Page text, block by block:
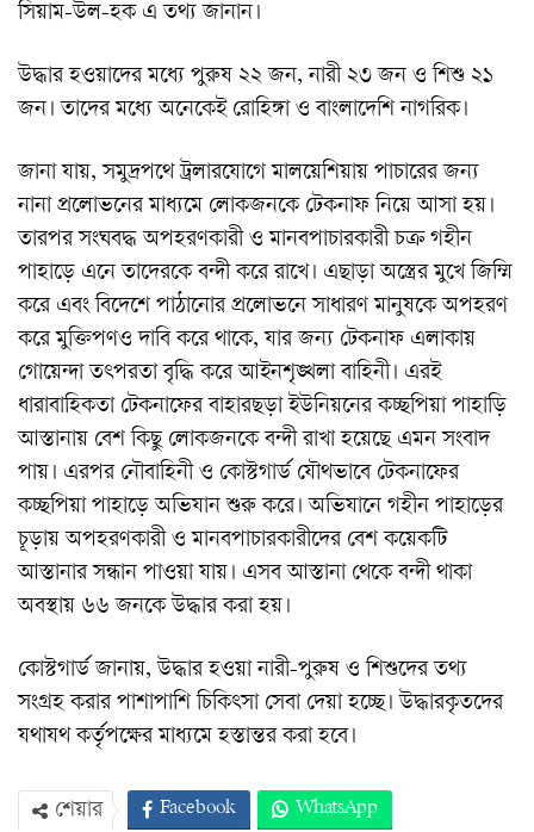
সিয়াম-উল-হক এ তথ্য জানান।
উদ্ধার হওয়াদের মধ্যে পুরুষ ২২ জন, নারী ২৩ জন ও শিশু ২১
জন। তাদের মধ্যে অনেকেই রোহিঙ্গা ও বাংলাদেশি নাগরিক।
জানা যায়, সমুদ্রপথে ট্রলারযোগে মালয়েশিয়ায় পাচারের জন্য
নানা প্রলোভনের মাধ্যমে লোকজনকে টেকনাফ নিয়ে আসা হয়।
তারপর সংঘবদ্ধ অপহরণকারী ও মানবপাচারকারী চক্র গহীন
পাহাড়ে এনে তাদেরকে বন্দী করে রাখে। এছাড়া অস্ত্রের মুখে জিম্মি
করে এবং বিদেশে পাঠানোর প্রলোভনে সাধারণ মানুষকে অপহরণ
করে মুক্তিপণও দাবি করে থাকে, যার জন্য টেকনাফ এলাকায়
গোয়েন্দা তৎপরতা বৃদ্ধি করে আইনশৃঙ্খলা বাহিনী। এরই
ধারাবাহিকতা টেকনাফের বাহারছড়া ইউনিয়নের কচ্ছপিয়া পাহাড়ি
আস্তানায় বেশ কিছু লোকজনকে বন্দী রাখা হয়েছে এমন সংবাদ
পায়। এরপর নৌবাহিনী ও কোস্টগার্ড যৌথভাবে টেকনাফের
কচ্ছপিয়া পাহাড়ে অভিযান শুরু করে। অভিযানে গহীন পাহাড়ের
চূড়ায় অপহরণকারী ও মানবপাচারকারীদের বেশ কয়েকটি
আস্তানার সন্ধান পাওয়া যায়। এসব আস্তানা থেকে বন্দী থাকা
অবস্থায় ৬৬ জনকে উদ্ধার করা হয়।
কোস্টগার্ড জানায়, উদ্ধার হওয়া নারী-পুরুষ ও শিশুদের তথ্য
সংগ্রহ করার পাশাপাশি চিকিৎসা সেবা দেয়া হচ্ছে। উদ্ধারকৃতদের
যথাযথ কর্তৃপক্ষের মাধ্যমে হস্তান্তর করা হবে।
শেয়ার Facebook WhatsApp